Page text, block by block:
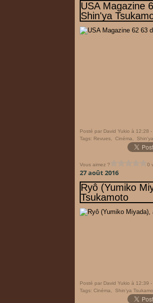
USA Magazine
Shin'ya
Posté par David Yukio à 12:28 -
Tags: Revues Cinéma
Vous aimez ? 0
27 août 2016
Ryô (Yumiko
Tsukamoto
Posté par David Yukio à 12:39 -
Tags: Cinéma Shin'ya